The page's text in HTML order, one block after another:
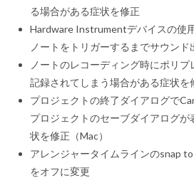
る場合がある症状を修正
Hardware Instrumentデバイスの使
ノートをトリガーするまでサウン
ノートのレコーディング時にポリ
記録されてしまう場合がある症状を
プロジェクトの終了ダイアログで
プロジェクトのセーブダイアログ
状を修正（Mac）
アレンジャータイムラインのsnap
をオフに変更